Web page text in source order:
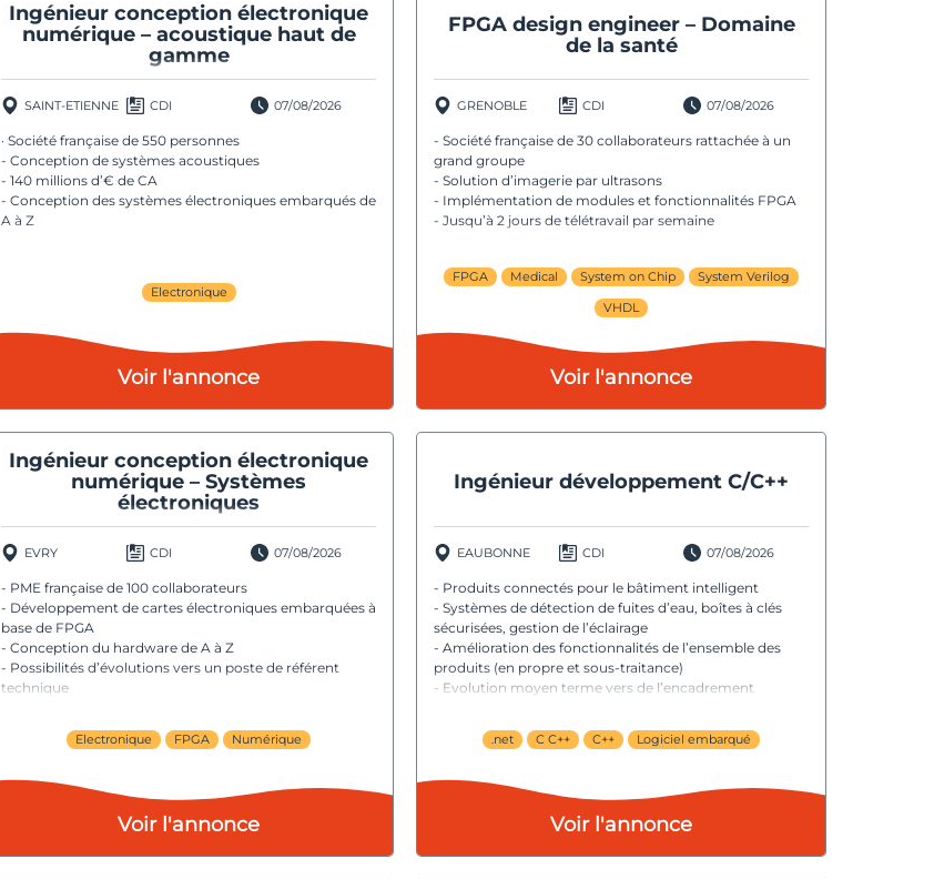
Ingénieur conception électronique
numérique – acoustique haut de
gamme
SAINT-ETIENNE CDI 07/08/2026
· Société française de 550 personnes
- Conception de systèmes acoustiques
- 140 millions d’€ de CA
- Conception des systèmes électroniques embarqués de
A à Z
Electronique
Voir l'annonce
FPGA design engineer – Domaine
de la santé
GRENOBLE CDI 07/08/2026
- Société française de 30 collaborateurs rattachée à un
grand groupe
- Solution d’imagerie par ultrasons
- Implémentation de modules et fonctionnalités FPGA
- Jusqu’à 2 jours de télétravail par semaine
FPGA Medical System on Chip
System Verilog
VHDL
Voir l'annonce
Ingénieur conception électronique
numérique – Systèmes
électroniques
EVRY CDI 07/08/2026
- PME française de 100 collaborateurs
- Développement de cartes électroniques embarquées à
base de FPGA
- Conception du hardware de A à Z
- Possibilités d’évolutions vers un poste de référent
technique
Electronique FPGA Numérique
Voir l'annonce
Ingénieur développement C/C++
EAUBONNE CDI 07/08/2026
- Produits connectés pour le bâtiment intelligent
- Systèmes de détection de fuites d’eau, boîtes à clés
sécurisées, gestion de l’éclairage
- Amélioration des fonctionnalités de l’ensemble des
produits (en propre et sous-traitance)
- Evolution moyen terme vers de l’encadrement
.net C C++ C++ Logiciel embarqué
Voir l'annonce